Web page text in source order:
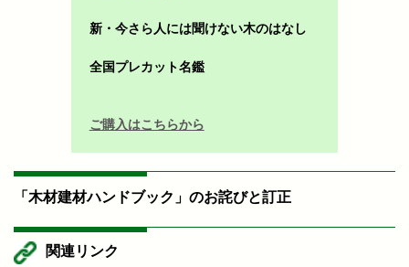
新・今さら人には聞けない木のはなし
全国プレカット名鑑
ご購入はこちらから
「木材建材ハンドブック」のお詫びと訂正
関連リンク